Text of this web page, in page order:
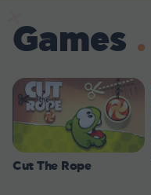
Games
Cut The Rope